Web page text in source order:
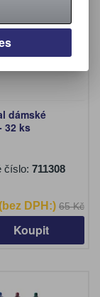
dámské
32 ks
číslo: 711308
DPH:) 65 Kč
Koupit